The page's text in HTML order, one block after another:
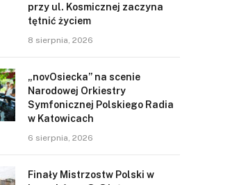
przy ul. Kosmicznej zaczyna
tętnić życiem
8 sierpnia, 2026
„novOsiecka” na scenie
Narodowej Orkiestry
Symfonicznej Polskiego Radia
w Katowicach
6 sierpnia, 2026
Finały Mistrzostw Polski w